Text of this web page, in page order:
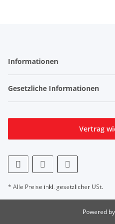
Informationen
Gesetzliche Informationen
Vertrag
* Alle Preise inkl. gesetzlicher USt.
Powered by